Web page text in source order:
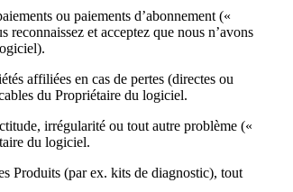
ou paiements d’abonnement («
et acceptez que nous n’avons
affiliées en cas de pertes (directes ou
du Propriétaire du logiciel.
irrégularité ou tout autre problème («
du logiciel.
Produits (par ex. kits de diagnostic), tout